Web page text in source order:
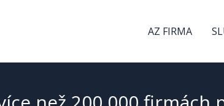
AZ FIRMA